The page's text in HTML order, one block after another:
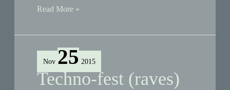
By
Havns
naturpleje
2015-
sæsonen
Read More »
Nov 25 2015
Techno-fest (raves)